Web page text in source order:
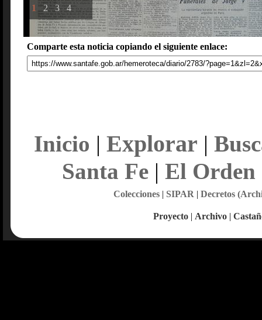
1 2 3 4
Comparte esta noticia copiando el siguiente enlace:
Inicio | Explorar |
Santa Fe| El Orden
Colecciones| SIPAR | Decretos
Proyecto | Archivo |